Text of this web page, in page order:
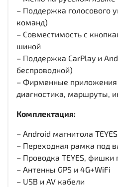
– Поддержка голосового
команд)
– Совместимость с
шиной
– Поддержка CarPlay и
беспроводной)
– Фирменные приложения
диагностика, маршруты,
Комплектация:
– Android магнитола TEYES
– Переходная рамка под
– Проводка TEYES, фишки
– Антенны GPS и 4G+WiFi
– USB и AV кабели